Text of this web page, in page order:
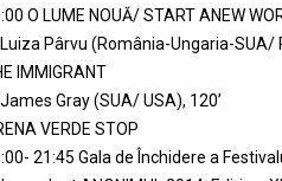
O LUME NOUĂ/ START ANEW
Luiza Pârvu (România-Ungaria-SUA/
IMMIGRANT
Gray (SUA/ USA), 120’
VERDE STOP
21:45 Gala de Închidere a